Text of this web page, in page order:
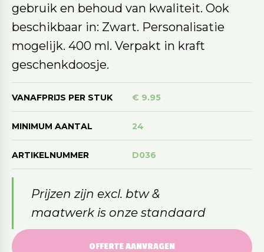
gebruik en behoud van kwaliteit. Ook
beschikbaar in: Zwart. Personalisatie
mogelijk. 400 ml. Verpakt in kraft
geschenkdoosje.
VANAFPRIJS PER STUK € 9.95
MINIMUM AANTAL 24
ARTIKELNUMMER D036
Prijzen zijn excl. btw &
maatwerk is onze standaard
OFFERTE AANVRAGEN